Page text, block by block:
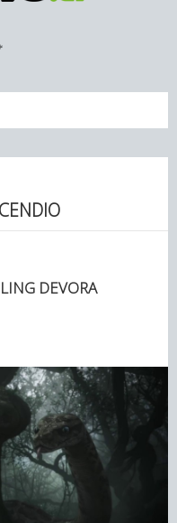
DEVORA